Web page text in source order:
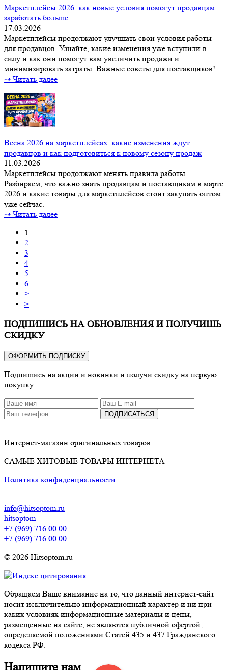
Маркетплейсы 2026: как новые условия помогут продавцам
заработать больше
17.03.2026
Маркетплейсы продолжают улучшать свои условия работы
для продавцов. Узнайте, какие изменения уже вступили в
силу и как они помогут вам увеличить продажи и
минимизировать затраты. Важные советы для поставщиков!
⇢ Читать далее
Весна 2026 на маркетплейсах: какие изменения ждут
продавцов и как подготовиться к новому сезону продаж
11.03.2026
Маркетплейсы продолжают менять правила работы.
Разбираем, что важно знать продавцам и поставщикам в марте
2026 и какие товары для маркетплейсов стоит закупать оптом
уже сейчас.
⇢ Читать далее
1
2
3
4
5
6
>
>|
ПОДПИШИСЬ НА ОБНОВЛЕНИЯ И ПОЛУЧИШЬ
СКИДКУ
ОФОРМИТЬ ПОДПИСКУ
Подпишись на акции и новинки и получи скидку на первую
покупку
ПОДПИСАТЬСЯ
Интернет-магазин оригинальных товаров
САМЫЕ ХИТОВЫЕ ТОВАРЫ ИНТЕРНЕТА
Политика конфиденциальности
info@hitsoptom.ru
hitsoptom
+7 (969) 716 00 00
+7 (969) 716 00 00
© 2026 Hitsoptom.ru
Обращаем Ваше внимание на то, что данный интернет-сайт
носит исключительно информационный характер и ни при
каких условиях информационные материалы и цены,
размещенные на сайте, не являются публичной офертой,
определяемой положениями Статей 435 и 437 Гражданского
кодекса РФ.